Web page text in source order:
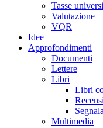
Tasse
Valutazione
VQR
Idee
Approfondimenti
Documenti
Lettere
Libri
Libri
Multimedia